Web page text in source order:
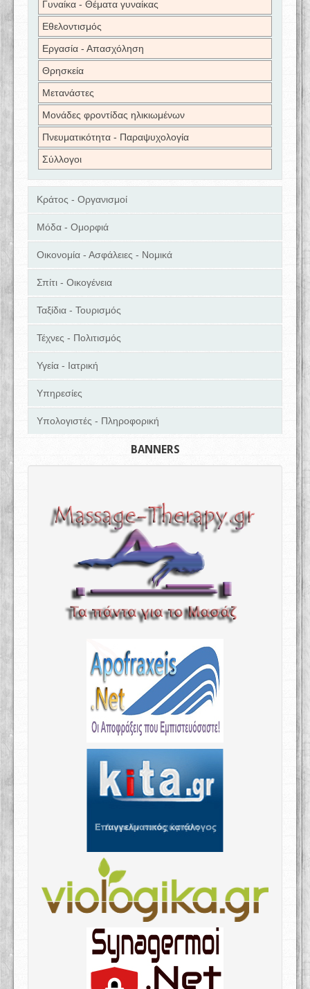
Γυναίκα - Θέματα γυναίκας
Εθελοντισμός
Εργασία - Απασχόληση
Θρησκεία
Μετανάστες
Μονάδες φροντίδας ηλικιωμένων
Πνευματικότητα - Παραψυχολογία
Σύλλογοι
Κράτος - Οργανισμοί
Μόδα - Ομορφιά
Οικονομία - Ασφάλειες - Νομικά
Σπίτι - Οικογένεια
Ταξίδια - Τουρισμός
Τέχνες - Πολιτισμός
Υγεία - Ιατρική
Υπηρεσίες
Υπολογιστές - Πληροφορική
BANNERS